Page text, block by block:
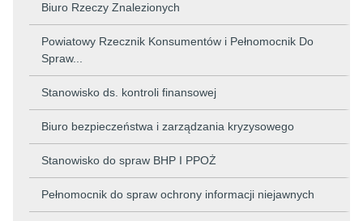
Biuro Rzeczy Znalezionych
Powiatowy Rzecznik Konsumentów i Pełnomocnik Do
Spraw...
Stanowisko ds. kontroli finansowej
Biuro bezpieczeństwa i zarządzania kryzysowego
Stanowisko do spraw BHP I PPOŻ
Pełnomocnik do spraw ochrony informacji niejawnych